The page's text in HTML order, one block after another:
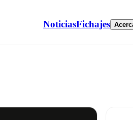
NoticiasFichajes